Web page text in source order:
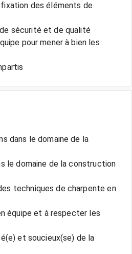
des éléments de
sécurité et de qualité
pour mener à bien les
dans le domaine de la
le domaine de la construction
techniques de charpente en
équipe et à respecter les
et soucieux(se) de la